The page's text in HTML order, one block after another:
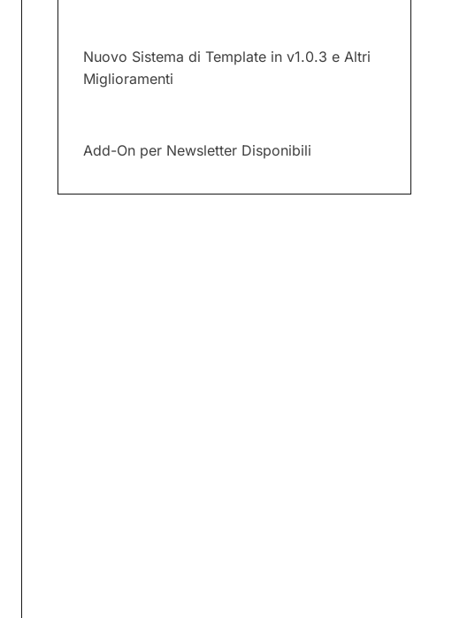
Nuovo Sistema di Template in v1.0.3 e Altri
Miglioramenti
Add-On per Newsletter Disponibili